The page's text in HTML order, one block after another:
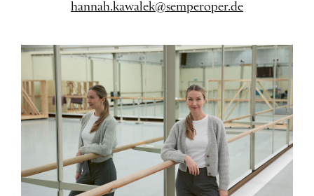
hannah.kawalek@semperoper.de